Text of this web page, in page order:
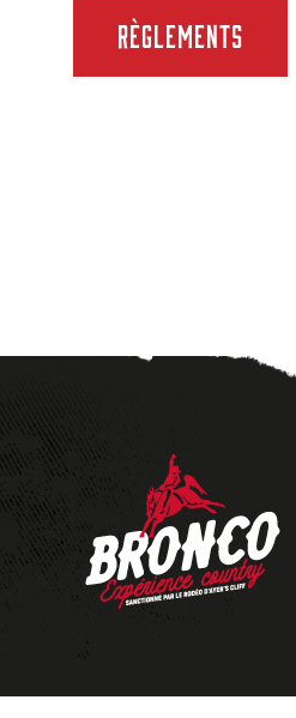
RÈGLEMENTS